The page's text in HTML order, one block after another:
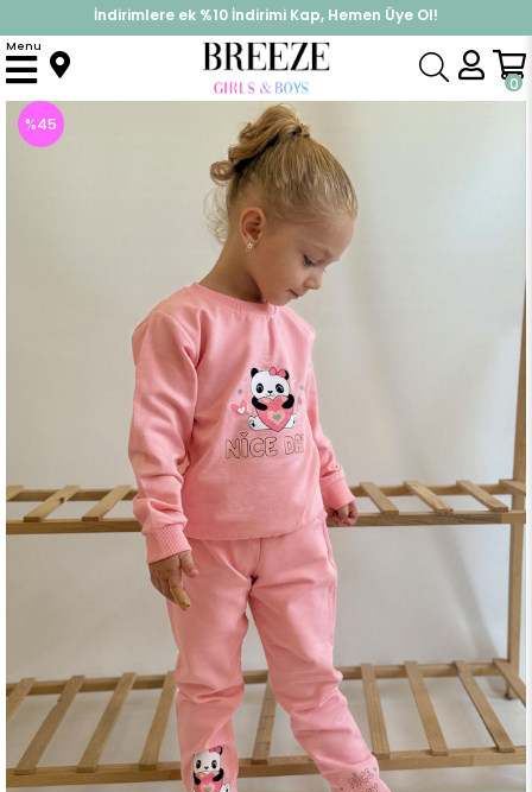
%30 Sepette Yaz İndirimi, Hemen Al!
İndirimlere ek %10 İndirimi Kap, Hemen Üye Ol!
0
Menu
Anasayfa Takımlar Eşofman Takım Kız Bebek Eşofman Takım Mutlu Pandacık Baskılı Pembe (1-3 Yaş)
%45